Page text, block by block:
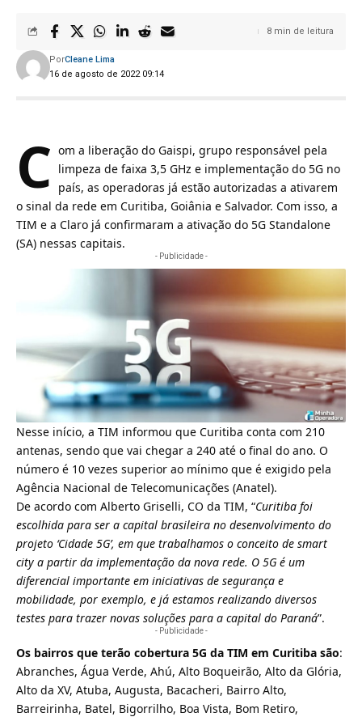
16 de agosto de 2022 09:14
PorCleane Lima
8 min de leitura
C om a liberação do Gaispi, grupo responsável pela
limpeza de faixa 3,5 GHz e implementação do 5G no
país, as operadoras já estão autorizadas a ativarem
o sinal da rede em Curitiba, Goiânia e Salvador. Com isso, a
TIM e a Claro já confirmaram a ativação do 5G Standalone
(SA) nessas capitais.
- Publicidade -
Nesse início, a TIM informou que Curitiba conta com 210
antenas, sendo que vai chegar a 240 até o final do ano. O
número é 10 vezes superior ao mínimo que é exigido pela
Agência Nacional de Telecomunicações (Anatel).
De acordo com Alberto Griselli, CO da TIM, “Curitiba foi
escolhida para ser a capital brasileira no desenvolvimento do
projeto ‘Cidade 5G’, em que trabalhamos o conceito de smart
city a partir da implementação da nova rede. O 5G é um
diferencial importante em iniciativas de segurança e
mobilidade, por exemplo, e já estamos realizando diversos
testes para trazer novas soluções para a capital do Paraná”.
- Publicidade -
Os bairros que terão cobertura 5G da TIM em Curitiba são:
Abranches, Água Verde, Ahú, Alto Boqueirão, Alto da Glória,
Alto da XV, Atuba, Augusta, Bacacheri, Bairro Alto,
Barreirinha, Batel, Bigorrilho, Boa Vista, Bom Retiro,